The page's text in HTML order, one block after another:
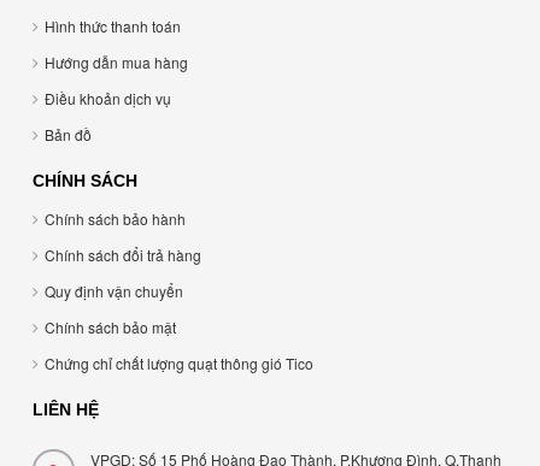
Hình thức thanh toán
Hướng dẫn mua hàng
Điều khoản dịch vụ
Bản đồ
CHÍNH SÁCH
Chính sách bảo hành
Chính sách đổi trả hàng
Quy định vận chuyển
Chính sách bảo mật
Chứng chỉ chất lượng quạt thông gió Tico
LIÊN HỆ
VPGD: Số 15 Phố Hoàng Đạo Thành, P.Khương Đình, Q.Thanh